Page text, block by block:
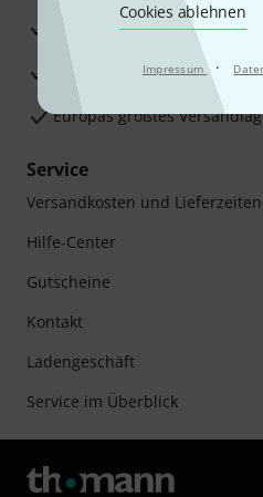
Cookies ablehnen
Impressum ·
Beratung durch
Zufriedenheitsgarantie
Europas größtes
Service
Versandkosten und Lieferzeiten
Hilfe-Center
Gutscheine
Kontakt
Ladengeschäft
Service im Überblick